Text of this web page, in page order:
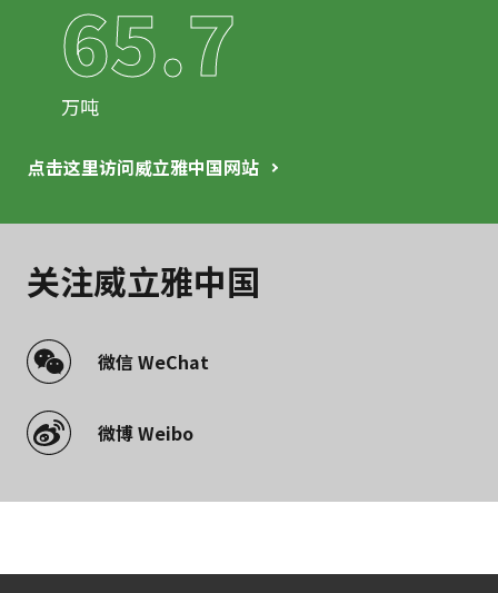
65.7
万吨
点击这里访问威立雅中国网站
关注威立雅中国
微信 WeChat
微博 Weibo